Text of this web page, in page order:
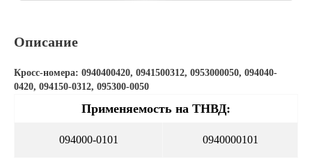
Описание
Кросс-номера: 0940400420, 0941500312, 0953000050, 094040-
0420, 094150-0312, 095300-0050
Применяемость на ТНВД:
094000-0101 0940000101